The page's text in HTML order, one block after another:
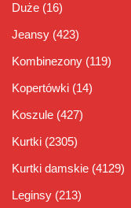
Duże (16)
Jeansy (423)
Kombinezony (119)
Kopertówki (14)
Koszule (427)
Kurtki (2305)
Kurtki damskie (4129)
Leginsy (213)